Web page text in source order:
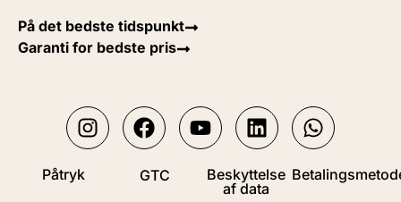
På det bedste tidspunkt
Garanti for bedste pris
Påtryk GTC
Beskyttelse
af data